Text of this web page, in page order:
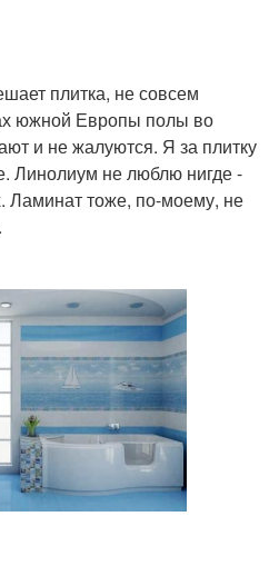
плитка, не совсем
южной Европы полы во
и не жалуются. Я за плитку
Линолиум не люблю нигде -
Ламинат тоже, по-моему, не